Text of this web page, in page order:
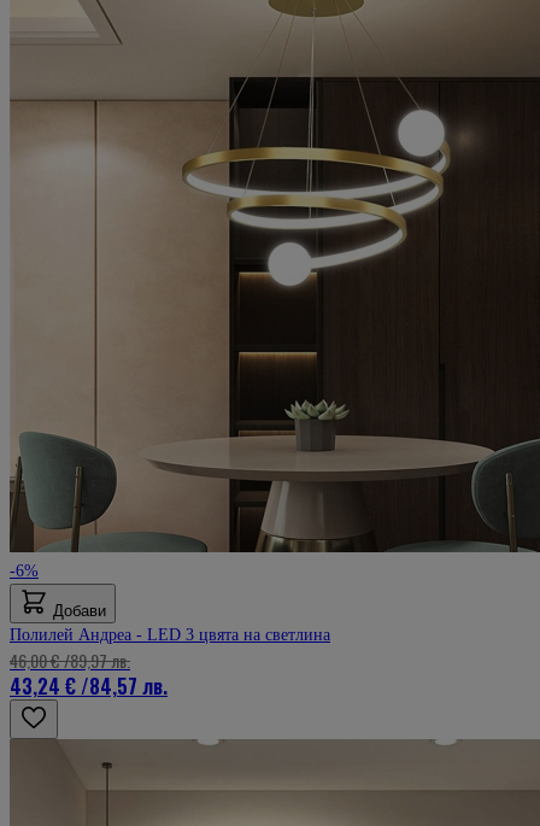
-6%
Добави
Полилей Андреа - LED 3 цвята на светлина
43,24 €/84,57 лв.
46,00 €/89,97 лв.